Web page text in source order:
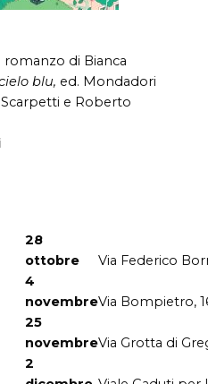
di Bianca
blu, ed. Mondadori
e Roberto
28
ottobre
Via Federico
4
novembreVia Bompietro,
25
novembreVia Grotta di
2